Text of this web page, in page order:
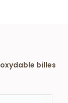
billes